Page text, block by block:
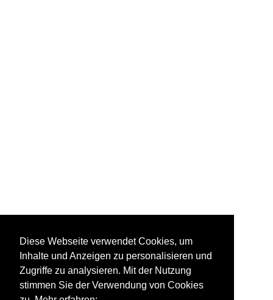
Diese Webseite verwendet Cookies, um
Inhalte und Anzeigen zu personalisieren und
Zugriffe zu analysieren. Mit der Nutzung
stimmen Sie der Verwendung von Cookies